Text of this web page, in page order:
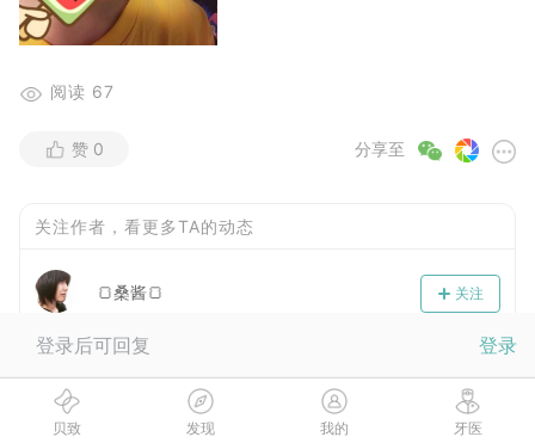
阅读 67
分享至
赞 0
关注作者，看更多TA的动态
关注
🍞桑酱🍞
回复3
登录后可回复 登录
贝致 发现 我的 牙医